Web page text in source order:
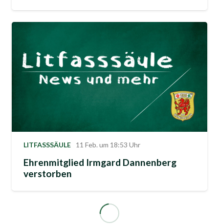
LITFASSSÄULE 11 Feb. um 18:53 Uhr
Ehrenmitglied Irmgard Dannenberg
verstorben